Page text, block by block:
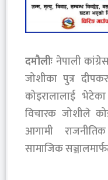
दमौलीः नेपाली
जोशीका पुत्र
कोइरालालाई
विचारक जोशीले
आगामी
सामाजिक